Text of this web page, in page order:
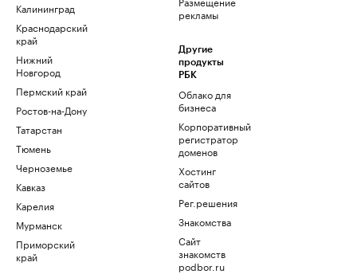
Калининград
Краснодарский
край
Нижний
Новгород
Пермский край
Ростов-на-Дону
Татарстан
Тюмень
Черноземье
Кавказ
Карелия
Мурманск
Приморский
край
рекламы
Другие
продукты
РБК
Облако для
бизнеса
Корпоративный
регистратор
доменов
Хостинг
сайтов
Рег.решения
Знакомства
Сайт
знакомств
podbor.ru